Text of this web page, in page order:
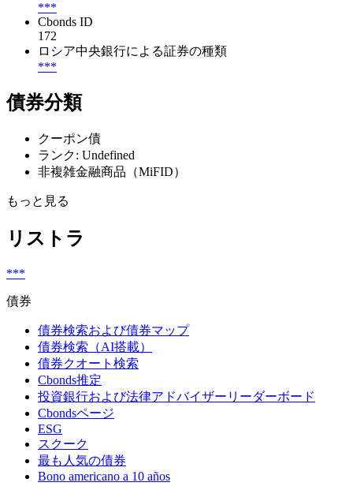
***
Cbonds ID
172
ロシア中央銀行による証券の種類
***
債券分類
クーポン債
ランク: Undefined
非複雑金融商品（MiFID）
もっと見る
リストラ
***
債券
債券検索および債券マップ
債券検索（AI搭載）
債券クオート検索
Cbonds推定
投資銀行および法律アドバイザーリーダーボード
Cbondsページ
ESG
スクーク
最も人気の債券
Bono americano a 10 años